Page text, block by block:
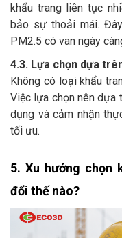
khẩu trang liên tục
bảo sự thoải mái.
PM2.5 có van ngày
4.3. Lựa chọn dựa
Không có loại khẩu
Việc lựa chọn nên dựa
dụng và cảm nhận
tối ưu.
5. Xu hướng chọn
đổi thế nào?